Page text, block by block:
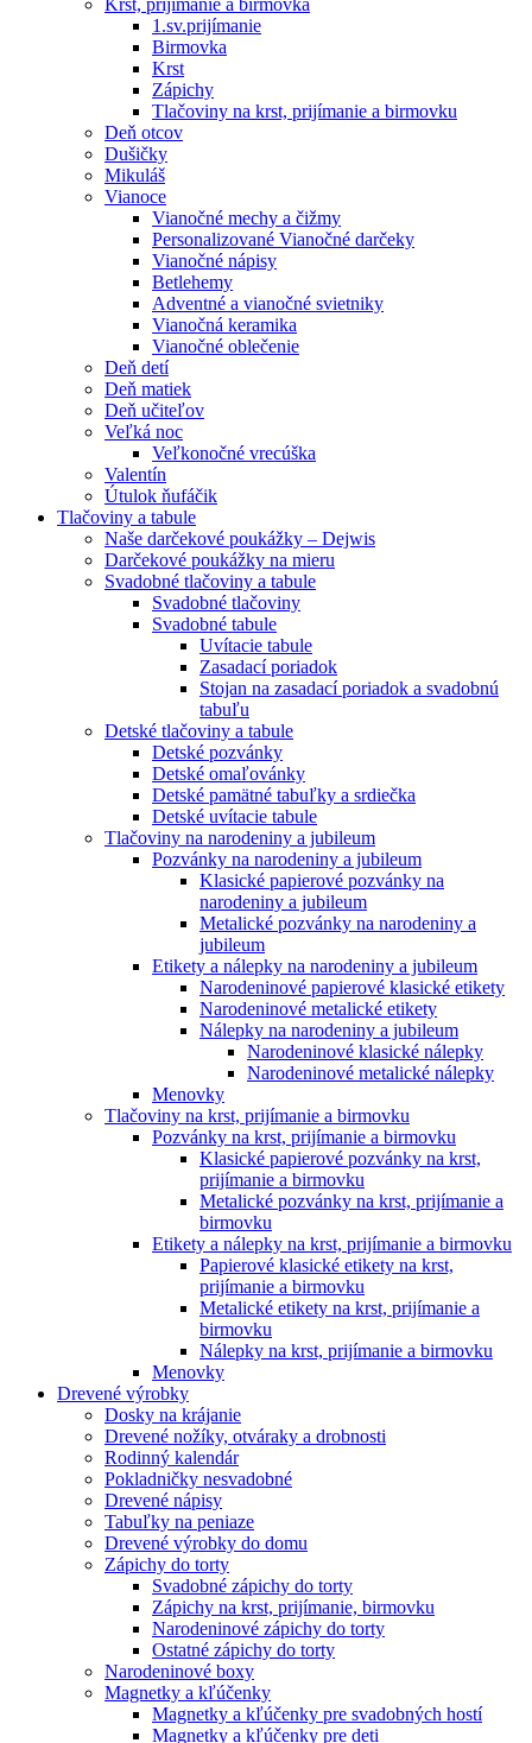
Krst, prijímanie a birmovka
1.sv.prijímanie
Birmovka
Krst
Zápichy
Tlačoviny na krst, prijímanie a birmovku
Deň otcov
Dušičky
Mikuláš
Vianoce
Vianočné mechy a čižmy
Personalizované Vianočné darčeky
Vianočné nápisy
Betlehemy
Adventné a vianočné svietniky
Vianočná keramika
Vianočné oblečenie
Deň detí
Deň matiek
Deň učiteľov
Veľká noc
Veľkonočné vrecúška
Valentín
Útulok ňufáčik
Tlačoviny a tabule
Naše darčekové poukážky – Dejwis
Darčekové poukážky na mieru
Svadobné tlačoviny a tabule
Svadobné tlačoviny
Svadobné tabule
Uvítacie tabule
Zasadací poriadok
Stojan na zasadací poriadok a svadobnú
tabuľu
Detské tlačoviny a tabule
Detské pozvánky
Detské omaľovánky
Detské pamätné tabuľky a srdiečka
Detské uvítacie tabule
Tlačoviny na narodeniny a jubileum
Pozvánky na narodeniny a jubileum
Klasické papierové pozvánky na
narodeniny a jubileum
Metalické pozvánky na narodeniny a
jubileum
Etikety a nálepky na narodeniny a jubileum
Narodeninové papierové klasické etikety
Narodeninové metalické etikety
Nálepky na narodeniny a jubileum
Narodeninové klasické nálepky
Narodeninové metalické nálepky
Menovky
Tlačoviny na krst, prijímanie a birmovku
Pozvánky na krst, prijímanie a birmovku
Klasické papierové pozvánky na krst,
prijímanie a birmovku
Metalické pozvánky na krst, prijímanie a
birmovku
Etikety a nálepky na krst, prijímanie a birmovku
Papierové klasické etikety na krst,
prijímanie a birmovku
Metalické etikety na krst, prijímanie a
birmovku
Nálepky na krst, prijímanie a birmovku
Menovky
Drevené výrobky
Dosky na krájanie
Drevené nožíky, otváraky a drobnosti
Rodinný kalendár
Pokladničky nesvadobné
Drevené nápisy
Tabuľky na peniaze
Drevené výrobky do domu
Zápichy do torty
Svadobné zápichy do torty
Zápichy na krst, prijímanie, birmovku
Narodeninové zápichy do torty
Ostatné zápichy do torty
Narodeninové boxy
Magnetky a kľúčenky
Magnetky a kľúčenky pre svadobných hostí
Magnetky a kľúčenky pre deti